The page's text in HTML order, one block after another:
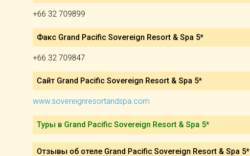
+66 32 709899
Факс Grand Pacific Sovereign Resort & Spa 5*
+66 32 709847
Сайт Grand Pacific Sovereign Resort & Spa 5*
www.sovereignresortandspa.com
Туры в Grand Pacific Sovereign Resort & Spa 5*
Отзывы об отеле Grand Pacific Sovereign Resort & Spa 5*